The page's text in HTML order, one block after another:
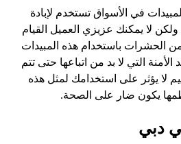
في الأسواق تستخدم لإبادة
لا يمكنك عزيزي العميل القيام
من الحشرات باستخدام هذه المبيدات
التي لا بد من اتباعها حتى تتم
لا يؤثر على استخدامك لمثل هذه
يكون ضار على الصحة.
دبي